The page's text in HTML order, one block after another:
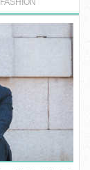
FASHION